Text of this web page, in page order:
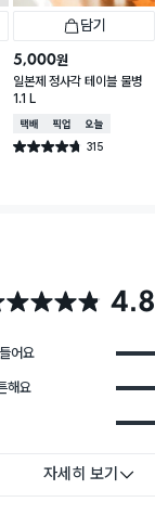
담기
5,000원
일본제 정사각 테이블 물병
1.1 L
택배배송매장픽업오늘배송
별점 4.7점 315
건 작성
4.8점 4.8
어요
해요
자세히 보기